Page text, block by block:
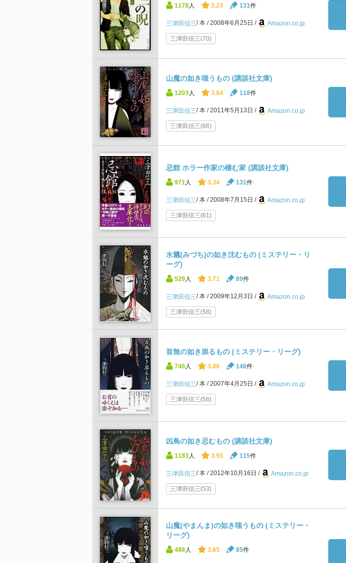
1178 人 3.23 131件
三津田信三 本 2008年6月25日 Amazon.co.jp
三津田信三(70)
山魔の如き嗤うもの (講談社文庫)
1203 人 3.84 118件
三津田信三 本 2011年5月13日 Amazon.co.jp
三津田信三(66)
忌館 ホラー作家の棲む家 (講談社文庫)
971 人 3.34 131件
三津田信三 本 2008年7月15日 Amazon.co.jp
三津田信三(61)
水魑(みづち)の如き沈むもの (ミステリー・リ
ーグ)
529 人 3.71 89件
三津田信三 本 2009年12月3日 Amazon.co.jp
三津田信三(58)
首無の如き祟るもの (ミステリー・リーグ)
746 人 3.86 146件
三津田信三 本 2007年4月25日 Amazon.co.jp
三津田信三(56)
凶鳥の如き忌むもの (講談社文庫)
1183 人 3.55 115件
三津田信三 本 2012年10月16日 Amazon.co.jp
三津田信三(53)
山魔(やまんま)の如き嗤うもの (ミステリー・
リーグ)
488 人 3.65 85件